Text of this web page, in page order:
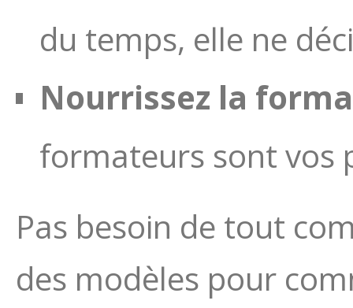
du temps, elle ne
Nourrissez la
formateurs sont vos
Pas besoin de tout
des modèles pour